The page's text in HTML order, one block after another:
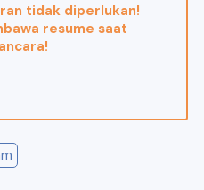
tidak diperlukan!
resume saat